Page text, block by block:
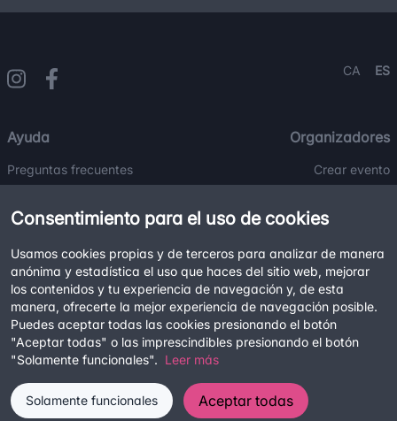
CA ES
Ayuda
Preguntas frecuentes
Legal
Términos y condiciones
Política de privacidad
Política de cookies
Organizadores
Crear evento
©2026 Tuk Tuk Todos los derechos reservados.
Consentimiento para el uso de cookies
Usamos cookies propias y de terceros para analizar de manera
anónima y estadística el uso que haces del sitio web, mejorar
los contenidos y tu experiencia de navegación y, de esta
manera, ofrecerte la mejor experiencia de navegación posible.
Puedes aceptar todas las cookies presionando el botón
"Aceptar todas" o las imprescindibles presionando el botón
"Solamente funcionales". Leer más
Solamente funcionales Aceptar todas